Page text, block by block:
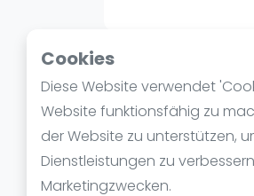
Cookies
Diese Website verwendet
Website funktionsfähig zu
der Website zu unterstützen,
Dienstleistungen zu
Marketingzwecken.
Über Afterwork
Ein Afterwork
Regeln und
Spiele) gespielt,